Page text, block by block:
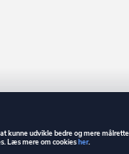
kunne udvikle bedre og mere
Læs mere om cookiesher.